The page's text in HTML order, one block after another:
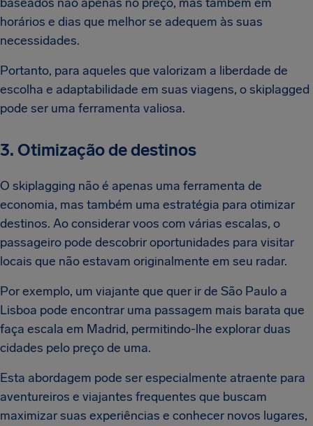
horários e dias que melhor se adequem às suas
necessidades.
Portanto, para aqueles que valorizam a liberdade de
escolha e adaptabilidade em suas viagens, o skiplagged
pode ser uma ferramenta valiosa.
3. Otimização de destinos
O skiplagging não é apenas uma ferramenta de
economia, mas também uma estratégia para otimizar
destinos. Ao considerar voos com várias escalas, o
passageiro pode descobrir oportunidades para visitar
locais que não estavam originalmente em seu radar.
Por exemplo, um viajante que quer ir de São Paulo a
Lisboa pode encontrar uma passagem mais barata que
faça escala em Madrid, permitindo-lhe explorar duas
cidades pelo preço de uma.
Esta abordagem pode ser especialmente atraente para
aventureiros e viajantes frequentes que buscam
maximizar suas experiências e conhecer novos lugares,